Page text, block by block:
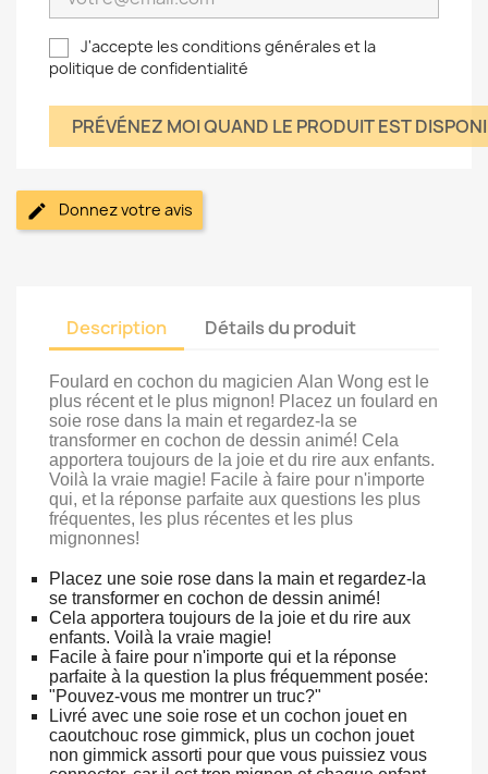
J'accepte les conditions générales et la
politique de confidentialité
PRÉVÉNEZ MOI QUAND LE PRODUIT EST
Donnez votre avis
Description Détails du produit
Foulard en cochon du magicien Alan Wong est le
plus récent et le plus mignon! Placez un foulard en
soie rose dans la main et regardez-la se
transformer en cochon de dessin animé! Cela
apportera toujours de la joie et du rire aux enfants.
Voilà la vraie magie! Facile à faire pour n'importe
qui, et la réponse parfaite aux questions les plus
fréquentes, les plus récentes et les plus
mignonnes!
Placez une soie rose dans la main et regardez-la
se transformer en cochon de dessin animé!
Cela apportera toujours de la joie et du rire aux
enfants. Voilà la vraie magie!
Facile à faire pour n'importe qui et la réponse
parfaite à la question la plus fréquemment posée:
"Pouvez-vous me montrer un truc?"
Livré avec une soie rose et un cochon jouet en
caoutchouc rose gimmick, plus un cochon jouet
non gimmick assorti pour que vous puissiez vous